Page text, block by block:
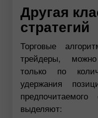
Другая
стратегий
Торговые
трейдеры,
только по
удержания
выделяют: